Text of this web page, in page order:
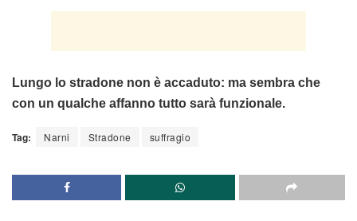
Lungo lo stradone non è accaduto: ma sembra che
con un qualche affanno tutto sarà funzionale.
Tag: Narni Stradone suffragio